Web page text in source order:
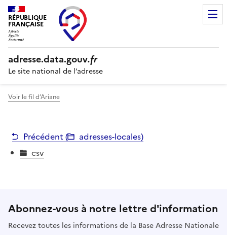
RÉPUBLIQUE
FRANÇAISE
adresse.data.gouv.fr
Le site national de l’adresse
Voir le fil d’Ariane
Précédent ( adresses-locales)
csv
Abonnez-vous à notre lettre d'information
Recevez toutes les informations de la Base Adresse Nationale